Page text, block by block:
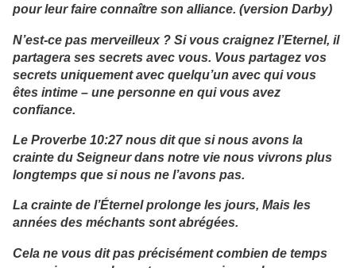
pour leur faire connaître son alliance. (version Darby)
N’est-ce pas merveilleux ? Si vous craignez l’Eternel, il
partagera ses secrets avec vous. Vous partagez vos
secrets uniquement avec quelqu’un avec qui vous
êtes intime – une personne en qui vous avez
confiance.
Le Proverbe 10:27 nous dit que si nous avons la
crainte du Seigneur dans notre vie nous vivrons plus
longtemps que si nous ne l’avons pas.
La crainte de l’Éternel prolonge les jours, Mais les
années des méchants sont abrégées.
Cela ne vous dit pas précisément combien de temps